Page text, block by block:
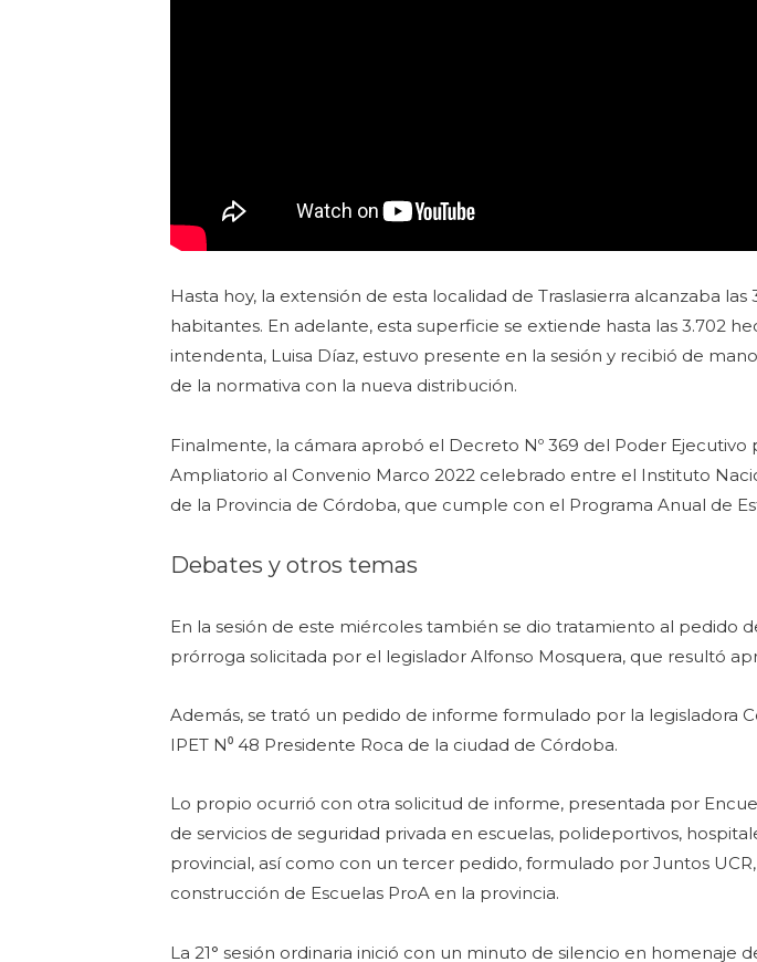
Hasta hoy, la extensión de esta localidad de Traslasierra alcanzaba
habitantes. En adelante, esta superficie se extiende hasta las 3.702
intendenta, Luisa Díaz, estuvo presente en la sesión y recibió de
de la normativa con la nueva distribución.
Finalmente, la cámara aprobó el Decreto Nº 369 del Poder
Ampliatorio al Convenio Marco 2022 celebrado entre el Instituto
de la Provincia de Córdoba, que cumple con el Programa Anual de
Debates y otros temas
En la sesión de este miércoles también se dio tratamiento al pedido
prórroga solicitada por el legislador Alfonso Mosquera, que resultó
Además, se trató un pedido de informe formulado por la legisladora
IPET N⁰ 48 Presidente Roca de la ciudad de Córdoba.
Lo propio ocurrió con otra solicitud de informe, presentada por
de servicios de seguridad privada en escuelas, polideportivos,
provincial, así como con un tercer pedido, formulado por Juntos
construcción de Escuelas ProA en la provincia.
La 21° sesión ordinaria inició con un minuto de silencio en homenaje